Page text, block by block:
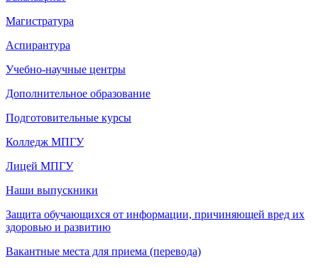
Магистратура
Аспирантура
Учебно-научные центры
Дополнительное образование
Подготовительные курсы
Колледж МПГУ
Лицей МПГУ
Наши выпускники
Защита обучающихся от информации, причиняющей вред их
здоровью и развитию
Вакантные места для приема (перевода)